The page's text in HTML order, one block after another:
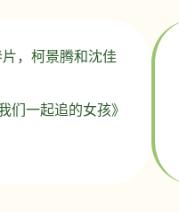
，柯景腾和沈佳
们一起追的女孩》